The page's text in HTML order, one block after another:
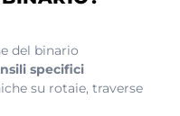
del binario
specifici
su rotaie, traverse